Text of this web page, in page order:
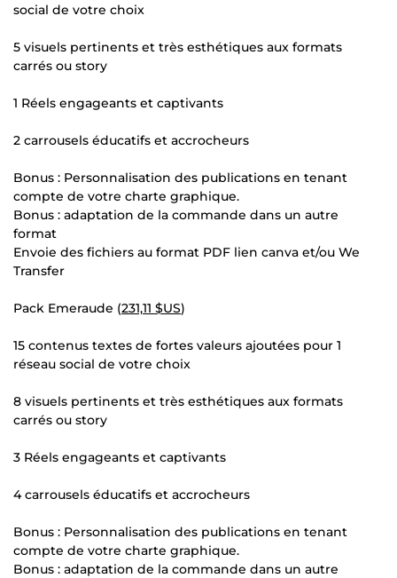
social de votre choix
5 visuels pertinents et très esthétiques aux formats
carrés ou story
1 Réels engageants et captivants
2 carrousels éducatifs et accrocheurs
Bonus : Personnalisation des publications en tenant
compte de votre charte graphique.
Bonus : adaptation de la commande dans un autre
format
Envoie des fichiers au format PDF lien canva et/ou We
Transfer
Pack Emeraude (231,11 $US)
15 contenus textes de fortes valeurs ajoutées pour 1
réseau social de votre choix
8 visuels pertinents et très esthétiques aux formats
carrés ou story
3 Réels engageants et captivants
4 carrousels éducatifs et accrocheurs
Bonus : Personnalisation des publications en tenant
compte de votre charte graphique.
Bonus : adaptation de la commande dans un autre